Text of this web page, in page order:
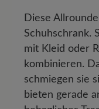
Diese
Schuhschrank.
mit Kleid oder
kombinieren.
schmiegen sie
bieten gerade